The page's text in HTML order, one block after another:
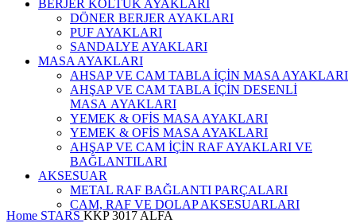
BERJER KOLTUK AYAKLARI
DÖNER BERJER AYAKLARI
PUF AYAKLARI
SANDALYE AYAKLARI
MASA AYAKLARI
AHSAP VE CAM TABLA İÇİN MASA AYAKLARI
AHŞAP VE CAM TABLA İÇİN DESENLİ
MASA AYAKLARI
YEMEK & OFİS MASA AYAKLARI
YEMEK & OFİS MASA AYAKLARI
AHŞAP VE CAM İÇİN RAF AYAKLARI VE
BAĞLANTILARI
AKSESUAR
METAL RAF BAĞLANTI PARÇALARI
CAM, RAF VE DOLAP AKSESUARLARI
Home STARS KKP 3017 ALFA